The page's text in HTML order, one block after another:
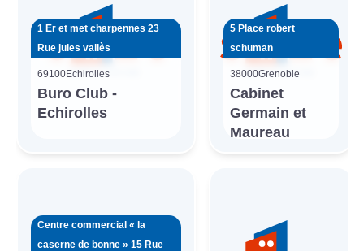
1 Er et met charpennes 23
Rue jules vallès
69100Echirolles
Buro Club -
Echirolles
5 Place robert
schuman
38000Grenoble
Cabinet
Germain et
Maureau
Centre commercial « la
caserne de bonne » 15 Rue